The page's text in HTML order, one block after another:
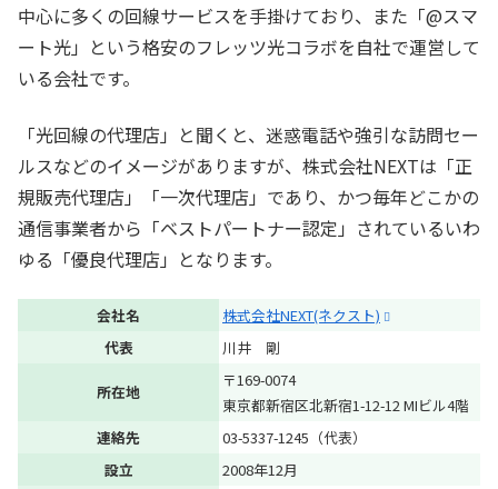
中心に多くの回線サービスを手掛けており、また「@スマ
ート光」という格安のフレッツ光コラボを自社で運営して
いる会社です。
「光回線の代理店」と聞くと、迷惑電話や強引な訪問セー
ルスなどのイメージがありますが、株式会社NEXTは「正
規販売代理店」「一次代理店」であり、かつ毎年どこかの
通信事業者から「ベストパートナー認定」されているいわ
ゆる「優良代理店」となります。
会社名
株式会社NEXT(ネクスト)
代表
川井 剛
所在地
〒169-0074
東京都新宿区北新宿1-12-12 MIビル4階
連絡先
03-5337-1245（代表）
設立
2008年12月